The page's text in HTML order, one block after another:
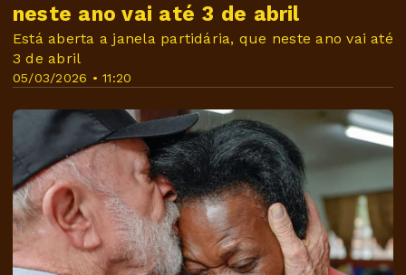
05/03/2026 • 11:20
neste ano vai até 3 de abril
Está aberta a janela partidária, que neste ano vai até
3 de abril